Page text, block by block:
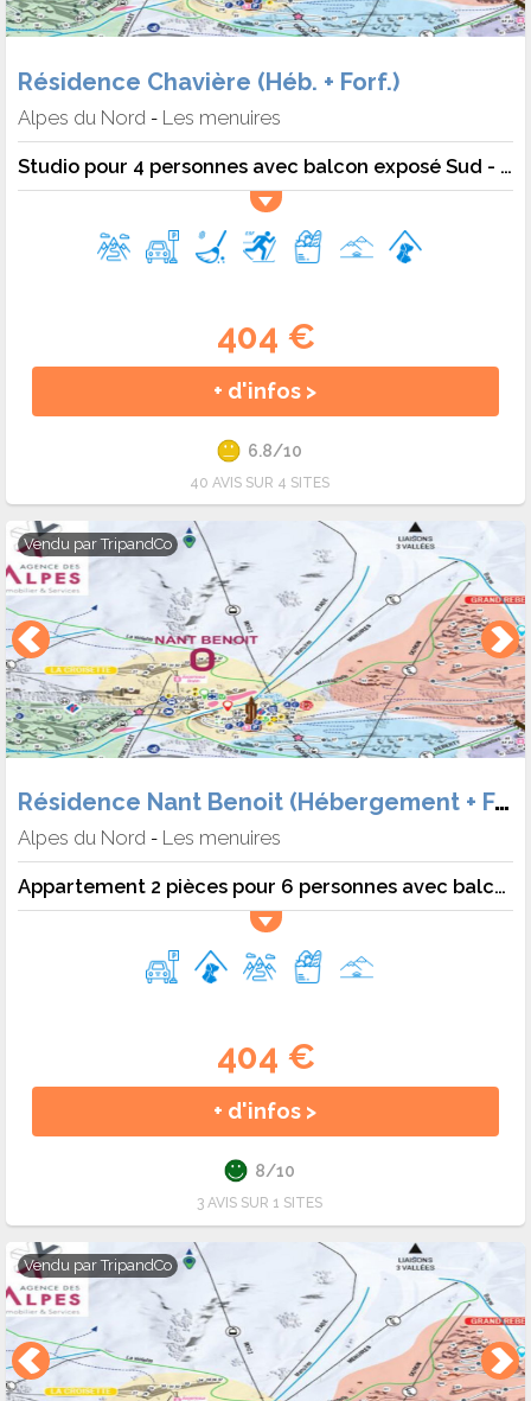
Résidence Chavière (Héb. + Forf.)
Alpes du Nord - Les menuires
Studio pour 4 personnes avec balcon exposé Sud - 4 pers. - 24m2 - TV - Animaux admis
404 €
+ d'infos >
6.8/10
40 AVIS SUR 4 SITES
Vendu parTripandCo
Résidence Nant Benoit (Hébergement + Forf.)
Alpes du Nord - Les menuires
Appartement 2 pièces pour 6 personnes avec balcon exposé sud - 6 pers. - 36m2 - TV - Animaux admis
404 €
+ d'infos >
8/10
3 AVIS SUR 1 SITES
Vendu parTripandCo